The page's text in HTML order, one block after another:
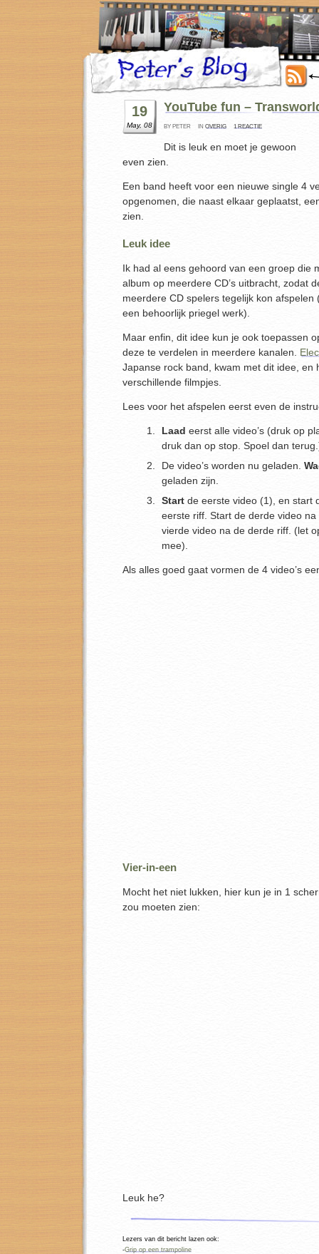
19
May, 08
YouTube fun –
BY PETER IN OVERIG 1 REACTIE
Dit is leuk en moet je gewoon
even zien.
Een band heeft voor een nieuwe single 4
opgenomen, die naast elkaar geplaatst,
zien.
Leuk idee
Ik had al eens gehoord van een groep die
album op meerdere CD’s uitbracht, zodat
meerdere CD spelers tegelijk kon afspelen
een behoorlijk priegel werk).
Maar enfin, dit idee kun je ook toepassen
deze te verdelen in meerdere kanalen.
Japanse rock band, kwam met dit idee, en
verschillende filmpjes.
Lees voor het afspelen eerst even de
Laad eerst alle video’s (druk op
druk dan op stop. Spoel dan
De video’s worden nu geladen.
geladen zijn.
Start de eerste video (1), en start
eerste riff. Start de derde video
vierde video na de derde riff. (let
mee).
Als alles goed gaat vormen de 4 video’s
Vier-in-een
Mocht het niet lukken, hier kun je in 1
zou moeten zien:
Leuk he?
Lezers van dit bericht lazen ook:
-Grip op een trampoline